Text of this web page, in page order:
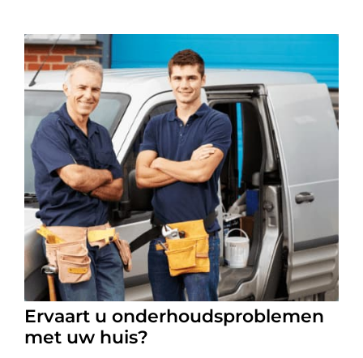
Ervaart u onderhoudsproblemen
met uw huis?